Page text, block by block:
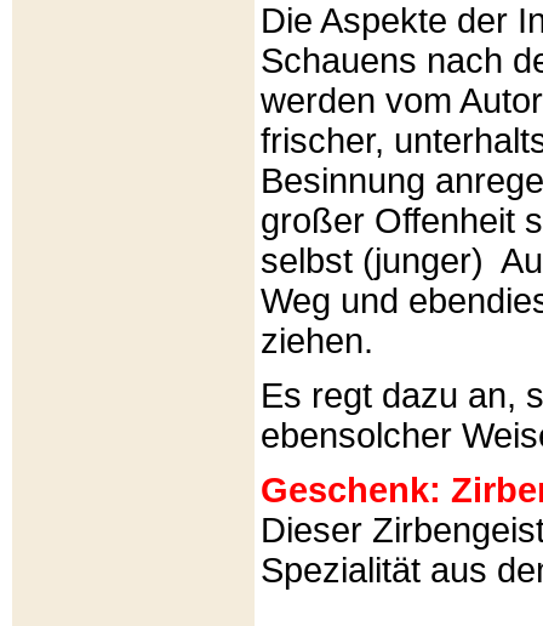
Die Aspekte der
Schauens nach
werden vom
frischer,
Besinnung
großer Offenheit
selbst (junger)
Weg und
ziehen.
Es regt dazu an,
ebensolcher
Geschenk:
Dieser
Spezialität aus